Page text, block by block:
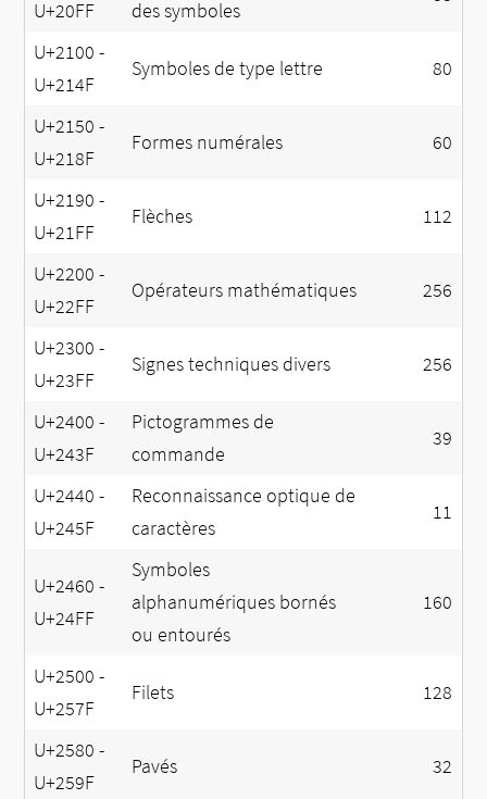
U+20FF des symboles
U+2100 -
U+214F
Symboles de type lettre 80
U+2150 -
U+218F
Formes numérales 60
U+2190 -
U+21FF
Flèches 112
U+2200 -
U+22FF
Opérateurs mathématiques 256
U+2300 -
U+23FF
Signes techniques divers 256
U+2400 -
U+243F
Pictogrammes de
commande
39
U+2440 -
U+245F
Reconnaissance optique de
caractères
11
U+2460 -
U+24FF
Symboles
alphanumériques bornés
ou entourés
160
U+2500 -
U+257F
Filets 128
U+2580 -
U+259F
Pavés 32